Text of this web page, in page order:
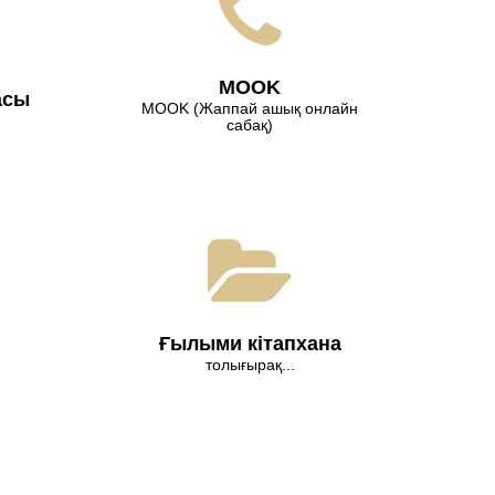
МООK
МООK (Жаппай ашық онлайн
сабақ)
Ғылыми кітапхана
толығырақ...